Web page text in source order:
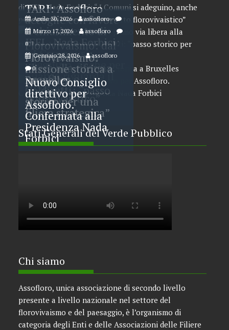
TARI: Assofloro
accoglie con favore
il chiarimento di
IFEL. Nada Forbici:
“ I Comuni si
adeguino, anche per
quanto riguarda il
comparto
florovivaistico”
Aprile 30, 2026
assofloro
0
Florovivaismo: dal
CDM primo via
libera alla riforma.
Assofloro e
Coldiretti: “passo
storico per una
filiera strategica”
Marzo 17, 2026
assofloro
0
Florovivaismo:
missione storica a
Bruxelles
Gennaio 28, 2026
assofloro
0
Nuovo Consiglio
direttivo per
Assofloro.
Confermata alla
Presidenza Nada
Forbici
Stati Generali del Verde Pubblico
Chi siamo
Assofloro, unica associazione di secondo livello
presente a livello nazionale nel settore del
florovivaismo e del paesaggio, è l’organismo di
categoria degli Enti e delle Associazioni delle Filiere